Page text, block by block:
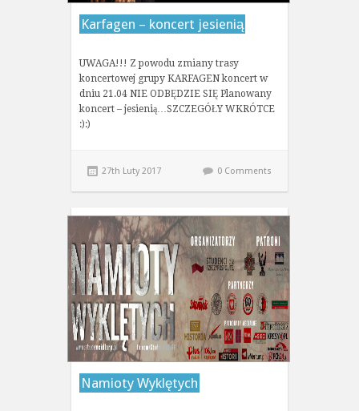
Karfagen – koncert jesienią
UWAGA!!! Z powodu zmiany trasy
koncertowej grupy KARFAGEN koncert w
dniu 21.04 NIE ODBĘDZIE SIĘ Planowany
koncert – jesienią…SZCZEGÓŁY WKRÓTCE
:):)
27th Luty 2017 0 Comments
Namioty Wyklętych